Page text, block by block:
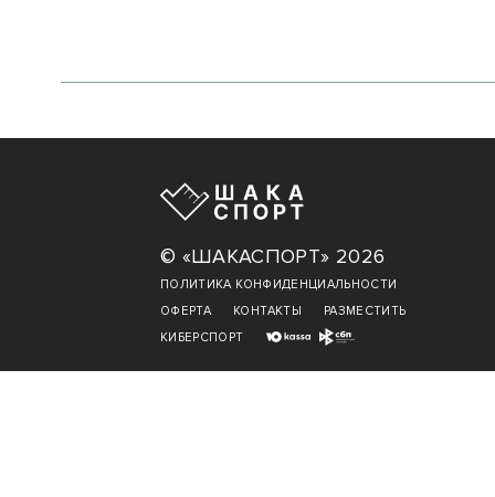
© «ШАКАСПОРТ» 2026
ПОЛИТИКА КОНФИДЕНЦИАЛЬНОСТИ
ОФЕРТА
КОНТАКТЫ
РАЗМЕСТИТЬ
КИБЕРСПОРТ